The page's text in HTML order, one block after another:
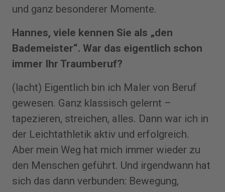
und ganz besonderer Momente.
Hannes, viele kennen Sie als „den
Bademeister“. War das eigentlich schon
immer Ihr Traumberuf?
(lacht) Eigentlich bin ich Maler von Beruf
gewesen. Ganz klassisch gelernt –
tapezieren, streichen, alles. Dann war ich in
der Leichtathletik aktiv und erfolgreich.
Aber mein Weg hat mich immer wieder zu
den Menschen geführt. Und irgendwann hat
sich das dann verbunden: Bewegung,